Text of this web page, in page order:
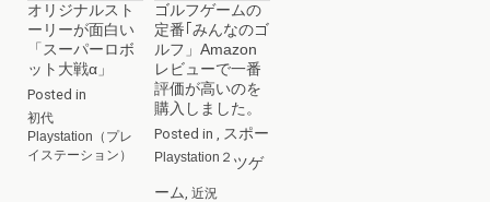
オリジナルスト
ーリーが面白い
「スーパーロボ
ット大戦α」
Posted in
初代
Playstation（プレ
イステーション）
ゴルフゲームの
定番｢みんなのゴ
ルフ」Amazon
レビューで一番
評価が高いのを
購入しました。
Posted in
Playstation２
, スポー
ツゲ
ーム, 近況